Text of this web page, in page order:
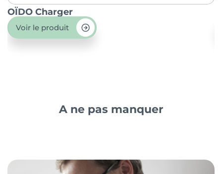
OÏDO Charger
Voir le produit
A ne pas manquer